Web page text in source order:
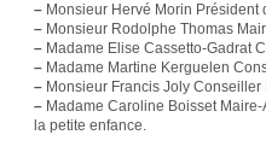
– Monsieur Hervé Morin
– Monsieur Rodolphe Thomas
– Madame Elise Cassetto-Gadrat
– Madame Martine Kerguelen
– Monsieur Francis Joly
– Madame Caroline Boisset
la petite enfance.